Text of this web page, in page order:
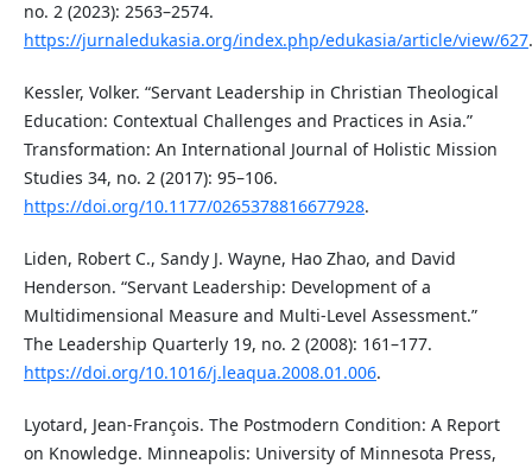
no. 2 (2023): 2563–2574.
https://jurnaledukasia.org/index.php/edukasia/article/view/627.
Kessler, Volker. “Servant Leadership in Christian Theological
Education: Contextual Challenges and Practices in Asia.”
Transformation: An International Journal of Holistic Mission
Studies 34, no. 2 (2017): 95–106.
https://doi.org/10.1177/0265378816677928.
Liden, Robert C., Sandy J. Wayne, Hao Zhao, and David
Henderson. “Servant Leadership: Development of a
Multidimensional Measure and Multi-Level Assessment.”
The Leadership Quarterly 19, no. 2 (2008): 161–177.
https://doi.org/10.1016/j.leaqua.2008.01.006.
Lyotard, Jean-François. The Postmodern Condition: A Report
on Knowledge. Minneapolis: University of Minnesota Press,